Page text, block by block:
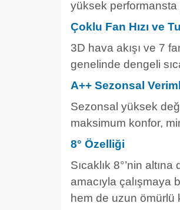
yüksek performansta
Çoklu Fan Hızı ve
3D hava akışı ve 7
genelinde dengeli
A++ Sezonsal
Sezonsal yüksek
maksimum konfor,
8° Özelliği
Sıcaklık 8°’nin
amacıyla çalışmaya
hem de uzun ömürlü